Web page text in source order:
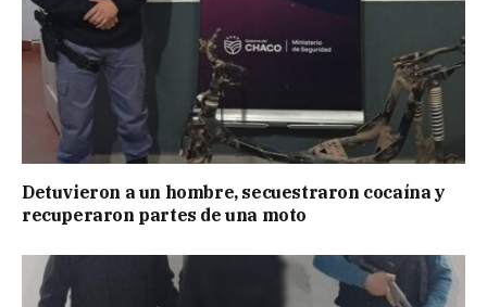
Detuvieron a un hombre, secuestraron cocaína y
recuperaron partes de una moto